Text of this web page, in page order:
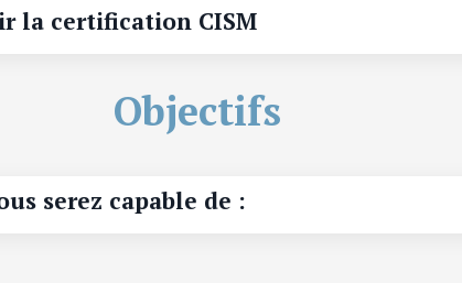
la certification CISM
Objectifs
serez capable de :